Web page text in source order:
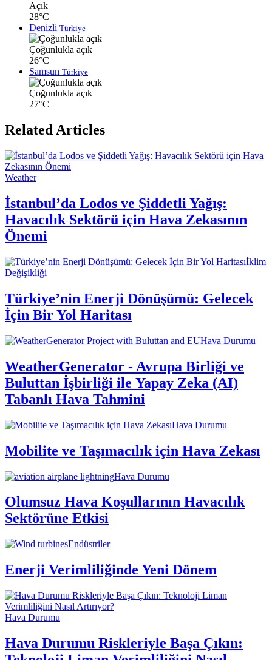
Açık
28°C
Denizli Türkiye
Çoğunlukla açık
26°C
Samsun Türkiye
Çoğunlukla açık
27°C
Related Articles
Weather
İstanbul’da Lodos ve Şiddetli Yağış:
Havacılık Sektörü için Hava Zekasının
Önemi
İklim
Değişikliği
Türkiye’nin Enerji Dönüşümü: Gelecek
İçin Bir Yol Haritası
Hava Durumu
WeatherGenerator - Avrupa Birliği ve
Buluttan İşbirliği ile Yapay Zeka (AI)
Tabanlı Hava Tahmini
Hava Durumu
Mobilite ve Taşımacılık için Hava Zekası
Hava Durumu
Olumsuz Hava Koşullarının Havacılık
Sektörüne Etkisi
Endüstriler
Enerji Verimliliğinde Yeni Dönem
Hava Durumu
Hava Durumu Riskleriyle Başa Çıkın: